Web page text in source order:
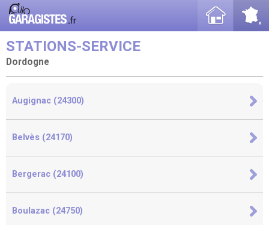
STATIONS-SERVICE
Dordogne
Augignac (24300)
Belvès (24170)
Bergerac (24100)
Boulazac (24750)